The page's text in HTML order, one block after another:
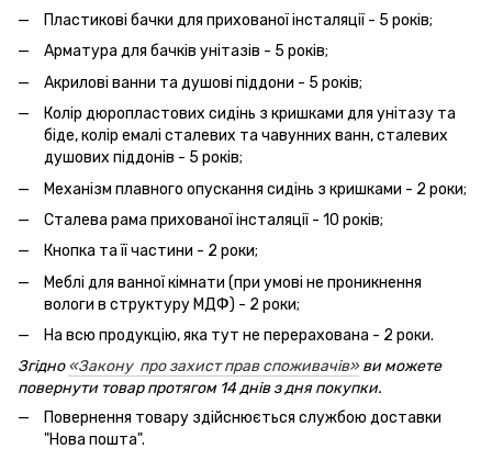
Пластикові бачки для прихованої інсталяції - 5 років;
Арматура для бачків унітазів - 5 років;
Акрилові ванни та душові піддони - 5 років;
Колір дюропластових сидінь з кришками для унітазу та
біде, колір емалі сталевих та чавунних ванн, сталевих
душових піддонів - 5 років;
Механізм плавного опускання сидінь з кришками - 2 роки;
Сталева рама прихованої інсталяції - 10 років;
Кнопка та її частини - 2 роки;
Меблі для ванної кімнати (при умові не проникнення
вологи в структуру МДФ) - 2 роки;
На всю продукцію, яка тут не перерахована - 2 роки.
Згідно«Закону про захист прав споживачів» ви можете
повернути товар протягом 14 днів з дня покупки.
Повернення товару здійснюється службою доставки
"Нова пошта".